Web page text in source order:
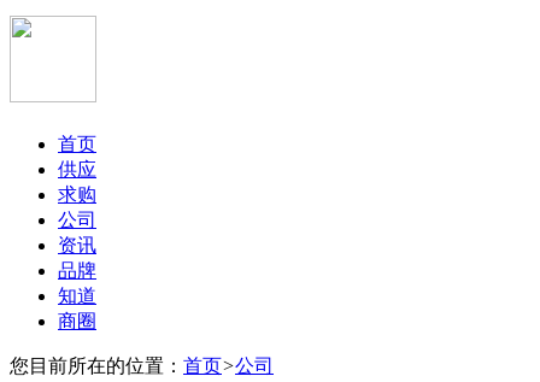
首页
供应
求购
公司
资讯
品牌
知道
商圈
您目前所在的位置： 首页>公司